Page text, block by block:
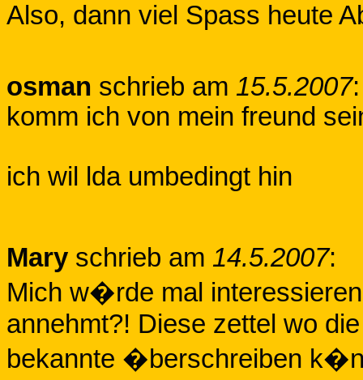
Also, dann viel Spass heute
osman schrieb am 15.5.2007:
komm ich von mein freund
ich wil lda umbedingt hin
Mary schrieb am 14.5.2007:
Mich w�rde mal
annehmt?! Diese zettel wo
bekannte �berschreiben